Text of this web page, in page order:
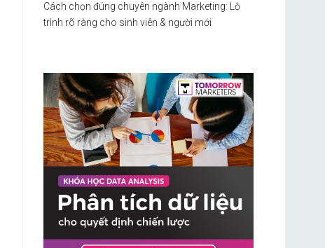
Cách chọn đúng chuyên ngành Marketing: Lộ
trình rõ ràng cho sinh viên & người mới